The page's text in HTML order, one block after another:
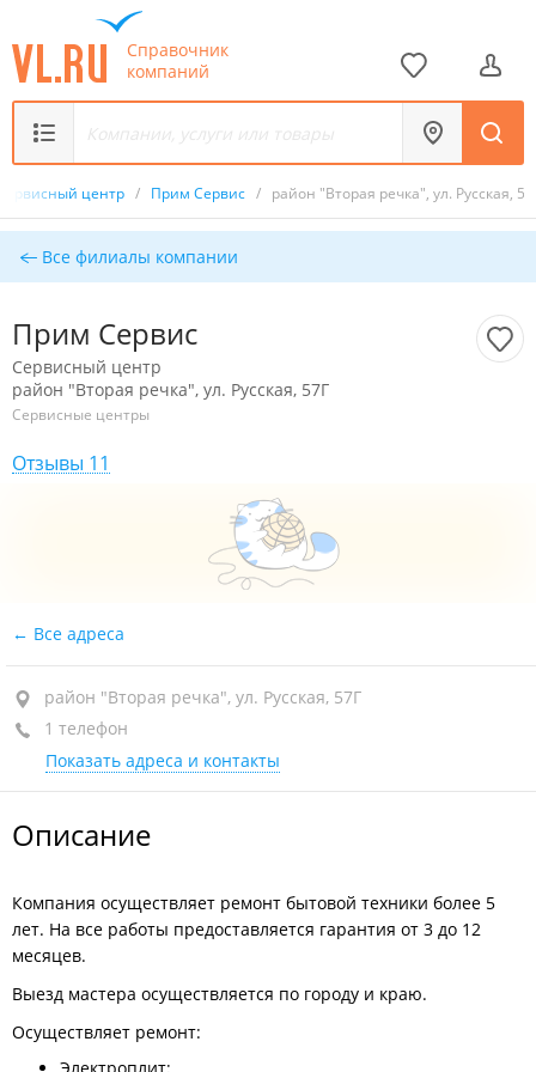
Справочник
компаний
центр / Прим Сервис / район "Вторая речка", ул. Русская,
Все филиалы компании
Прим Сервис
Сервисный центр
район "Вторая речка", ул. Русская, 57Г
Сервисные центры
Отзывы 11
Все адреса
район "Вторая речка", ул. Русская, 57Г
1 телефон
Показать адреса и контакты
Описание
Компания осуществляет ремонт бытовой техники более 5
лет. На все работы предоставляется гарантия от 3 до 12
месяцев.
Выезд мастера осуществляется по городу и краю.
Осуществляет ремонт: